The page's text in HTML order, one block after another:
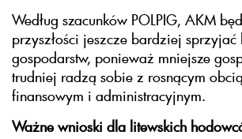
Według szacunków POLPIG, AKM
przyszłości jeszcze bardziej
gospodarstw, ponieważ mniejsze
trudniej radzą sobie z rosnącym
finansowym i administracyjnym.
Ważne wnioski dla litewskich